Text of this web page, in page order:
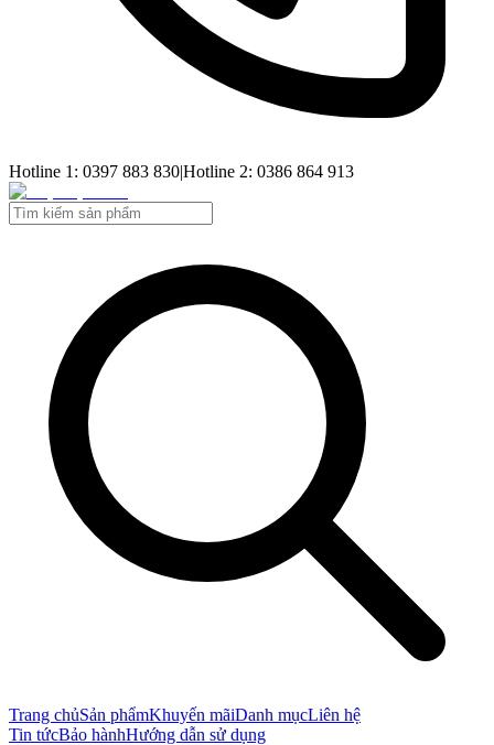
Hotline 1: 0397 883 830|Hotline 2: 0386 864 913
Trang chủSản phẩmKhuyến mãiDanh mụcLiên hệ
Tin tứcBảo hànhHướng dẫn sử dụng